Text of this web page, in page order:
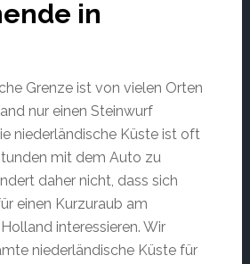
in
Grenze ist von vielen Orten
nur einen Steinwurf
niederländische Küste ist oft
mit dem Auto zu
daher nicht, dass sich
einen Kurzuraub am
interessieren. Wir
niederländische Küste für